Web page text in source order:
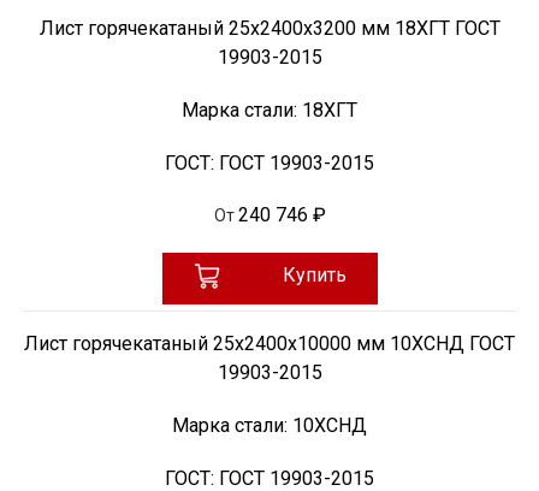
Лист горячекатаный 25х2400х3200 мм 18ХГТ ГОСТ
19903-2015
Марка стали: 18ХГТ
ГОСТ: ГОСТ 19903-2015
От 240 746 ₽
Купить
Лист горячекатаный 25х2400х10000 мм 10ХСНД ГОСТ
19903-2015
Марка стали: 10ХСНД
ГОСТ: ГОСТ 19903-2015